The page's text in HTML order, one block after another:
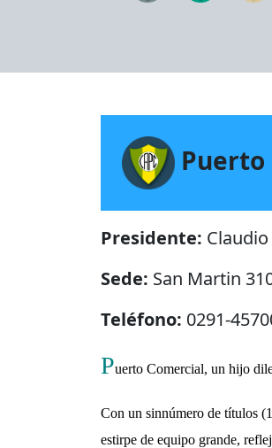
Puerto
Presidente: Claudio
Sede: San Martin
Teléfono: 0291-
Puerto Comercial, un hijo
Con un sinnúmero de títulos
estirpe de equipo grande,